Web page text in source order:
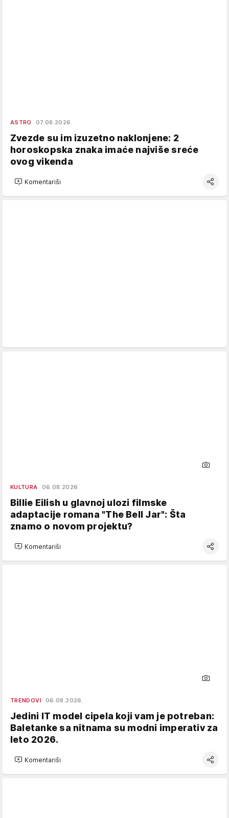
ASTRO 07.08.2026.
Zvezde su im izuzetno naklonjene: 2
horoskopska znaka imaće najviše sreće
ovog vikenda
Komentariši
KULTURA 06.08.2026.
Billie Eilish u glavnoj ulozi filmske
adaptacije romana "The Bell Jar": Šta
znamo o novom projektu?
Komentariši
TRENDOVI 06.08.2026.
Jedini IT model cipela koji vam je potreban:
Baletanke sa nitnama su modni imperativ za
leto 2026.
Komentariši